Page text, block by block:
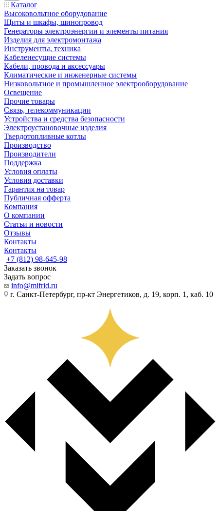
Каталог
Высоковольтное оборудование
Щиты и шкафы, шинопровод
Генераторы электроэнергии и элементы питания
Изделия для электромонтажа
Инструменты, техника
Кабеленесущие системы
Кабели, провода и аксессуары
Климатические и инженерные системы
Низковольтное и промышленное электрооборудование
Освещение
Прочие товары
Связь, телекоммуникации
Устройства и средства безопасности
Электроустановочные изделия
Твердотопливные котлы
Производство
Производители
Поддержка
Условия оплаты
Условия доставки
Гарантия на товар
Публичная офферта
Компания
О компании
Статьи и новости
Отзывы
Контакты
Контакты
+7 (812) 98-645-98
Заказать звонок
Задать вопрос
info@mifrid.ru
г. Санкт-Петербург, пр-кт Энергетиков, д. 19, корп. 1, каб. 10